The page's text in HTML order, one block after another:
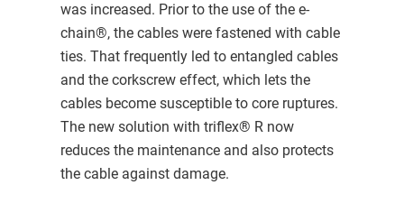
was increased. Prior to the use of the e-
chain®, the cables were fastened with cable
ties. That frequently led to entangled cables
and the corkscrew effect, which lets the
cables become susceptible to core ruptures.
The new solution with triflex® R now
reduces the maintenance and also protects
the cable against damage.